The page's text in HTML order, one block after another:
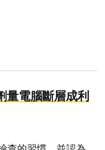
量電腦斷層成利